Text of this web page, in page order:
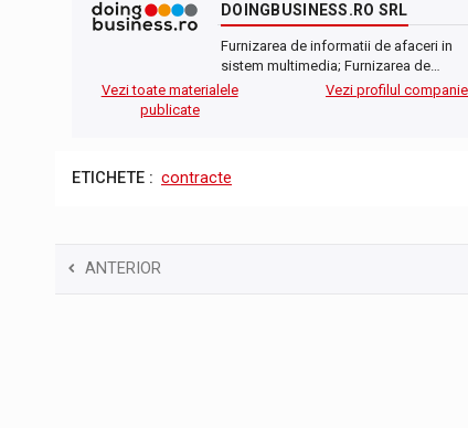
DOINGBUSINESS.RO SRL
Furnizarea de informatii de afaceri in
sistem multimedia; Furnizarea de…
Vezi toate materialele
publicate
Vezi profilul
ETICHETE : contracte
ANTERIOR